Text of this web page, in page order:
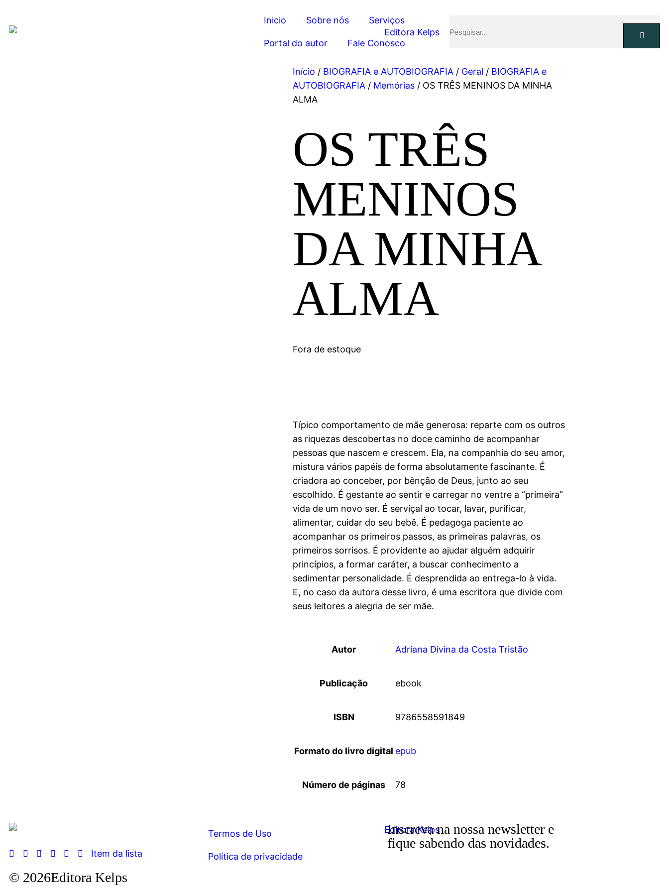
Inicio Sobre nós Serviços
Portal do autor Fale Conosco
Início / BIOGRAFIA e AUTOBIOGRAFIA / Geral / BIOGRAFIA e
AUTOBIOGRAFIA / Memórias / OS TRÊS MENINOS DA MINHA
ALMA
OS TRÊS
MENINOS
DA MINHA
ALMA
Fora de estoque
Típico comportamento de mãe generosa: reparte com os outros
as riquezas descobertas no doce caminho de acompanhar
pessoas que nascem e crescem. Ela, na companhia do seu amor,
mistura vários papéis de forma absolutamente fascinante. É
criadora ao conceber, por bênção de Deus, junto ao seu
escolhido. É gestante ao sentir e carregar no ventre a “primeira”
vida de um novo ser. É serviçal ao tocar, lavar, purificar,
alimentar, cuidar do seu bebê. É pedagoga paciente ao
acompanhar os primeiros passos, as primeiras palavras, os
primeiros sorrisos. É providente ao ajudar alguém adquirir
princípios, a formar caráter, a buscar conhecimento a
sedimentar personalidade. É desprendida ao entrega-lo à vida.
E, no caso da autora desse livro, é uma escritora que divide com
seus leitores a alegria de ser mãe.
Autor Adriana Divina da Costa Tristão
Publicação ebook
ISBN 9786558591849
Formato do livro digital epub
Número de páginas 78
Item da lista
© 2026Editora Kelps
Termos de Uso
Política de privacidade
Inscreva na nossa newsletter e
fique sabendo das novidades.